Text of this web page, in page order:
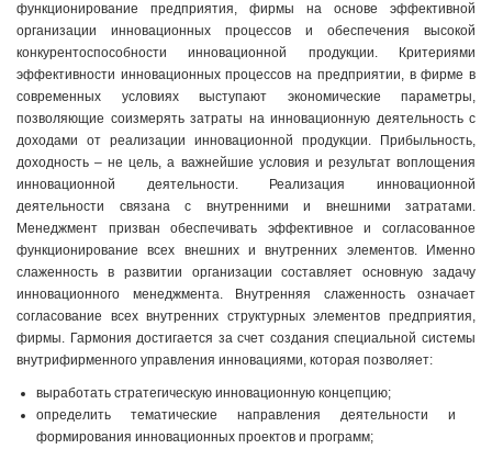
функционирование предприятия, фирмы на основе эффективной
организации инновационных процессов и обеспечения высокой
конкурентоспособности инновационной продукции. Критериями
эффективности инновационных процессов на предприятии, в фирме в
современных условиях выступают экономические параметры,
позволяющие соизмерять затраты на инновационную деятельность с
доходами от реализации инновационной продукции. Прибыльность,
доходность – не цель, а важнейшие условия и результат воплощения
инновационной деятельности. Реализация инновационной
деятельности связана с внутренними и внешними затратами.
Менеджмент призван обеспечивать эффективное и согласованное
функционирование всех внешних и внутренних элементов. Именно
слаженность в развитии организации составляет основную задачу
инновационного менеджмента. Внутренняя слаженность означает
согласование всех внутренних структурных элементов предприятия,
фирмы. Гармония достигается за счет создания специальной системы
внутрифирменного управления инновациями, которая позволяет:
выработать стратегическую инновационную концепцию;
определить тематические направления деятельности и
формирования инновационных проектов и программ;